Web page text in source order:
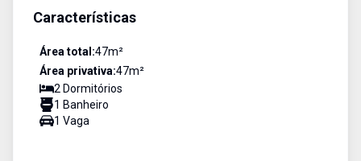
Características
Área total:47m²
Área privativa:47m²
2 Dormitórios
1 Banheiro
1 Vaga